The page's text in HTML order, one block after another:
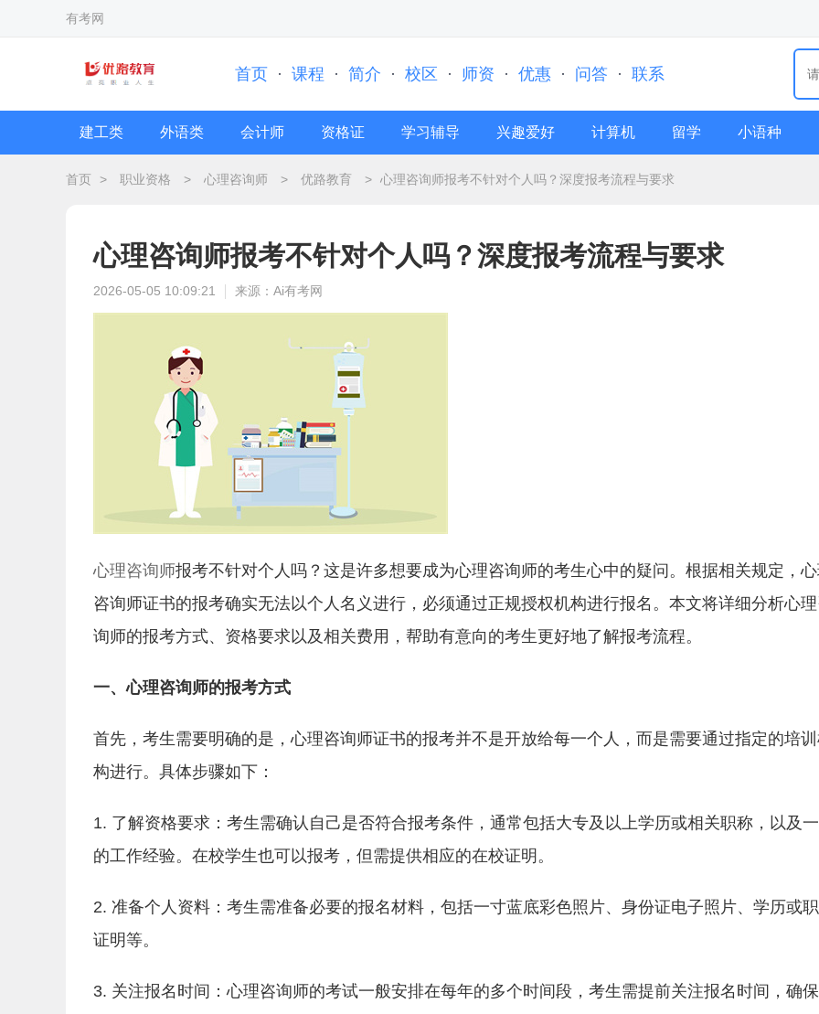
有考网
首页 · 课程 · 简介 · 校区 · 师资 · 优惠 · 问答 · 联系
建工类 外语类 会计师 资格证 学习辅导 兴趣爱好 计算机 留学 小语种
首页 > 职业资格 > 心理咨询师 > 优路教育 > 心理咨询师报考不针对个人吗？深度报考流程与要求
心理咨询师报考不针对个人吗？深度报考流程与要求
2026-05-05 10:09:21 来源：Ai有考网
心理咨询师报考不针对个人吗？这是许多想要成为心理咨询师的考生心中的疑问。根据相关规定，
咨询师证书的报考确实无法以个人名义进行，必须通过正规授权机构进行报名。本文将详细分析心
询师的报考方式、资格要求以及相关费用，帮助有意向的考生更好地了解报考流程。
一、心理咨询师的报考方式
首先，考生需要明确的是，心理咨询师证书的报考并不是开放给每一个人，而是需要通过指定的培
构进行。具体步骤如下：
1. 了解资格要求：考生需确认自己是否符合报考条件，通常包括大专及以上学历或相关职称，以及
的工作经验。在校学生也可以报考，但需提供相应的在校证明。
2. 准备个人资料：考生需准备必要的报名材料，包括一寸蓝底彩色照片、身份证电子照片、学历或
证明等。
3. 关注报名时间：心理咨询师的考试一般安排在每年的多个时间段，考生需提前关注报名时间，确